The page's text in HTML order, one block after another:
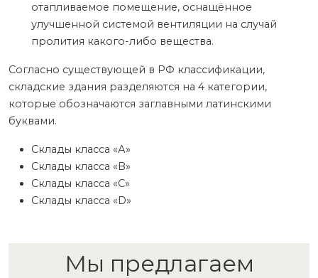
отапливаемое помещение, оснащённое
улучшенной системой вентиляции на случай
пролития какого-либо вещества.
Согласно существующей в РФ классификации,
складские здания разделяются на 4 категории,
которые обозначаются заглавными латинскими
буквами.
Склады класса «А»
Склады класса «B»
Склады класса «С»
Склады класса «D»
Мы предлагаем